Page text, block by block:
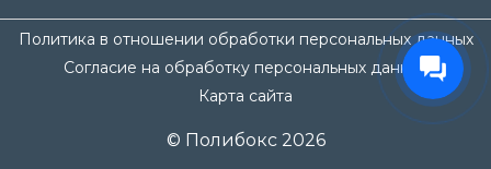
Политика в отношении обработки персональных данных
Согласие на обработку персональных данных
Карта сайта
© Полибокс 2026